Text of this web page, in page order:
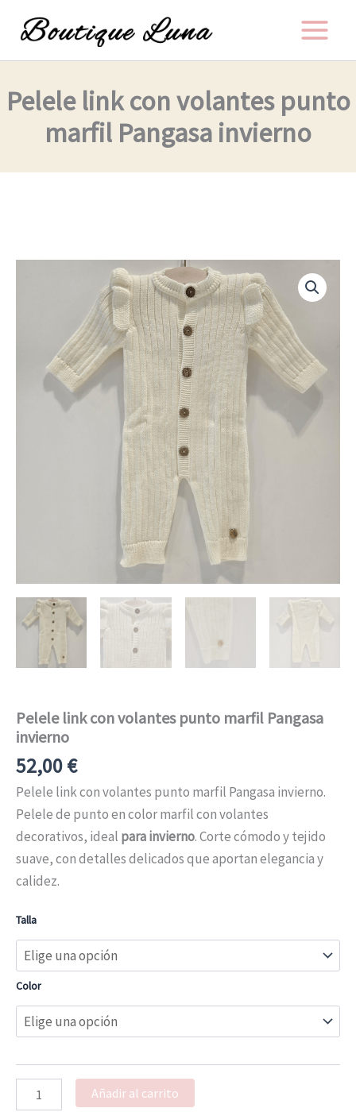
Pelele link con volantes punto
marfil Pangasa invierno
Pelele link con volantes punto marfil Pangasa
invierno
52,00€
Pelele link con volantes punto marfil Pangasa invierno.
Pelele de punto en color marfil con volantes
decorativos, ideal para invierno. Corte cómodo y tejido
suave, con detalles delicados que aportan elegancia y
calidez.
Talla
Color
Pangasa
invierno
cantidad
Añadir al carrito